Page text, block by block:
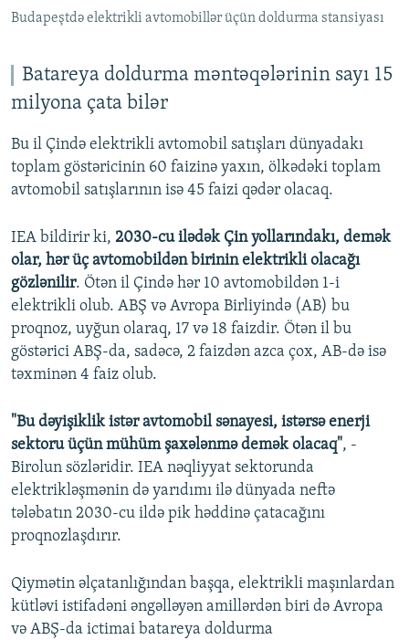
Budapeştdə elektrikli avtomobillər üçün doldurma stansiyası
Batareya doldurma məntəqələrinin sayı 15
milyona çata bilər
Bu il Çində elektrikli avtomobil satışları dünyadakı
toplam göstəricinin 60 faizinə yaxın, ölkədəki toplam
avtomobil satışlarının isə 45 faizi qədər olacaq.
IEA bildirir ki, 2030-cu ilədək Çin yollarındakı, demək
olar, hər üç avtomobildən birinin elektrikli olacağı
gözlənilir. Ötən il Çində hər 10 avtomobildən 1-i
elektrikli olub. ABŞ və Avropa Birliyində (AB) bu
proqnoz, uyğun olaraq, 17 və 18 faizdir. Ötən il bu
göstərici ABŞ-da, sadəcə, 2 faizdən azca çox, AB-də isə
təxminən 4 faiz olub.
"Bu dəyişiklik istər avtomobil sənayesi, istərsə enerji
sektoru üçün mühüm şaxələnmə demək olacaq", -
Birolun sözləridir. IEA nəqliyyat sektorunda
elektrikləşmənin də yarıdımı ilə dünyada neftə
tələbatın 2030-cu ildə pik həddinə çatacağını
proqnozlaşdırır.
Qiymətin əlçatanlığından başqa, elektrikli maşınlardan
kütləvi istifadəni əngəlləyən amillərdən biri də Avropa
və ABŞ-da ictimai batareya doldurma